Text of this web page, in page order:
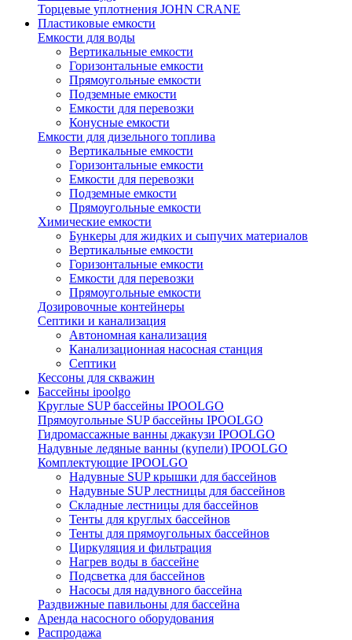
Торцевые уплотнения JOHN CRANE
Пластиковые емкости
Емкости для воды
Вертикальные емкости
Горизонтальные емкости
Прямоугольные емкости
Подземные емкости
Емкости для перевозки
Конусные емкости
Емкости для дизельного топлива
Вертикальные емкости
Горизонтальные емкости
Емкости для перевозки
Подземные емкости
Прямоугольные емкости
Химические емкости
Бункеры для жидких и сыпучих материалов
Вертикальные емкости
Горизонтальные емкости
Емкости для перевозки
Прямоугольные емкости
Дозировочные контейнеры
Септики и канализация
Автономная канализация
Канализационная насосная станция
Септики
Кессоны для скважин
Бассейны ipoolgo
Круглые SUP бассейны IPOOLGO
Прямоугольные SUP бассейны IPOOLGO
Гидромассажные ванны джакузи IPOOLGO
Надувные ледяные ванны (купели) IPOOLGO
Комплектующие IPOOLGO
Надувные SUP крышки для бассейнов
Надувные SUP лестницы для бассейнов
Складные лестницы для бассейнов
Тенты для круглых бассейнов
Тенты для прямоугольных бассейнов
Циркуляция и фильтрация
Нагрев воды в бассейне
Подсветка для бассейнов
Насосы для надувного бассейна
Раздвижные павильоны для бассейна
Аренда насосного оборудования
Распродажа